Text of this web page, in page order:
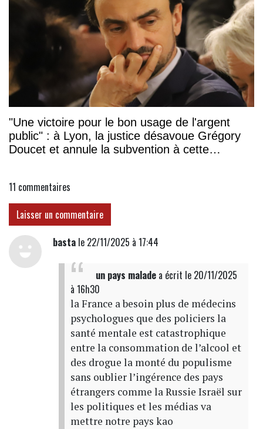
"Une victoire pour le bon usage de l'argent
public" : à Lyon, la justice désavoue Grégory
Doucet et annule la subvention à cette
11 commentaires
Laisser un commentaire
bastale 22/11/2025 à 17:44
un pays maladea écrit le 20/11/2025
à 16h30
la France a besoin plus de médecins
psychologues que des policiers la
santé mentale est catastrophique
entre la consommation de l’alcool et
des drogue la monté du populisme
sans oublier l’ingérence des pays
étrangers comme la Russie Israël sur
les politiques et les médias va
mettre notre pays kao